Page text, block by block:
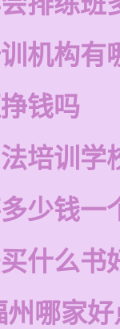
机构有
钱吗
培训学
少钱一
什么书
哪家